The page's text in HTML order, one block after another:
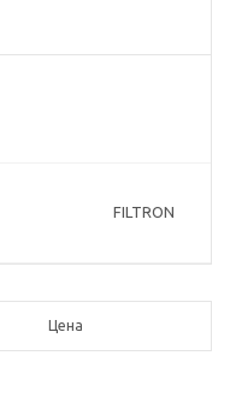
FILTRON
Цена